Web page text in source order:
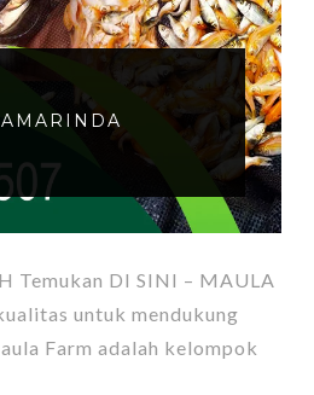
Temukan DI SINI – MAULA
untuk mendukung
Farm adalah kelompok